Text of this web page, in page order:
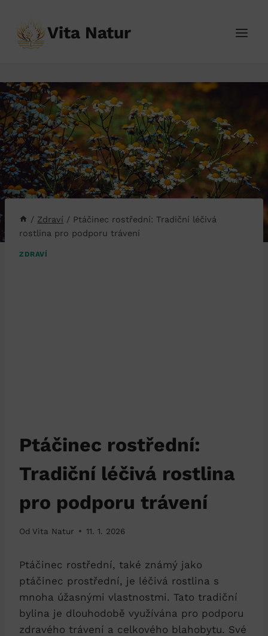
obsah
Vita Natur
/ Zdraví / Ptáčinec rostřední: Tradiční léčivá
rostlina pro podporu trávení
ZDRAVÍ
Ptáčinec rostřední:
Tradiční léčivá rostlina
pro podporu trávení
Od Vita Natur 11. 1. 2026
Ptáčinec rostřední, ‍také ‌známý⁣ jako
⁣ptáčinec prostřední, je léčivá‍ rostlina⁢ s
mnoha úžasnými vlastnostmi. Tato⁤ tradiční
bylina je dlouhodobě využívána pro podporu
zdravého trávení a celkového ⁢blahobytu. Své